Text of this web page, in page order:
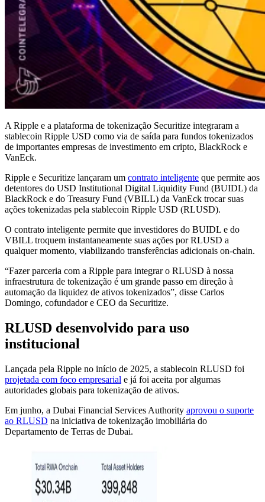
A Ripple e a plataforma de tokenização Securitize integraram a
stablecoin Ripple USD como via de saída para fundos tokenizados
de importantes empresas de investimento em cripto, BlackRock e
VanEck.
Ripple e Securitize lançaram um contrato inteligente que permite aos
detentores do USD Institutional Digital Liquidity Fund (BUIDL) da
BlackRock e do Treasury Fund (VBILL) da VanEck trocar suas
ações tokenizadas pela stablecoin Ripple USD (RLUSD).
O contrato inteligente permite que investidores do BUIDL e do
VBILL troquem instantaneamente suas ações por RLUSD a
qualquer momento, viabilizando transferências adicionais on-chain.
“Fazer parceria com a Ripple para integrar o RLUSD à nossa
infraestrutura de tokenização é um grande passo em direção à
automação da liquidez de ativos tokenizados”, disse Carlos
Domingo, cofundador e CEO da Securitize.
RLUSD desenvolvido para uso
institucional
Lançada pela Ripple no início de 2025, a stablecoin RLUSD foi
projetada com foco empresarial e já foi aceita por algumas
autoridades globais para tokenização de ativos.
Em junho, a Dubai Financial Services Authority aprovou o suporte
ao RLUSD na iniciativa de tokenização imobiliária do
Departamento de Terras de Dubai.